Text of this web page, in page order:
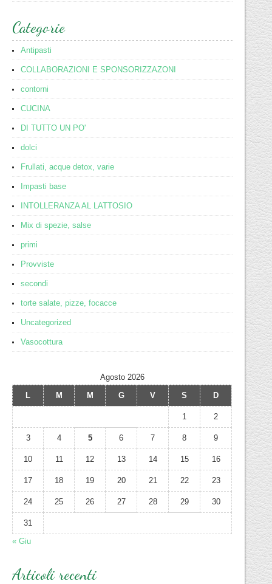
Categorie
Antipasti
COLLABORAZIONI E SPONSORIZZAZONI
contorni
CUCINA
DI TUTTO UN PO'
dolci
Frullati, acque detox, varie
Impasti base
INTOLLERANZA AL LATTOSIO
Mix di spezie, salse
primi
Provviste
secondi
torte salate, pizze, focacce
Uncategorized
Vasocottura
Agosto 2026
L
M M G V S D
1 2
3 4 5 6 7 8 9
10 11 12 13 14 15 16
17 18 19 20 21 22 23
24 25 26 27 28 29 30
31
« Giu
Articoli recenti